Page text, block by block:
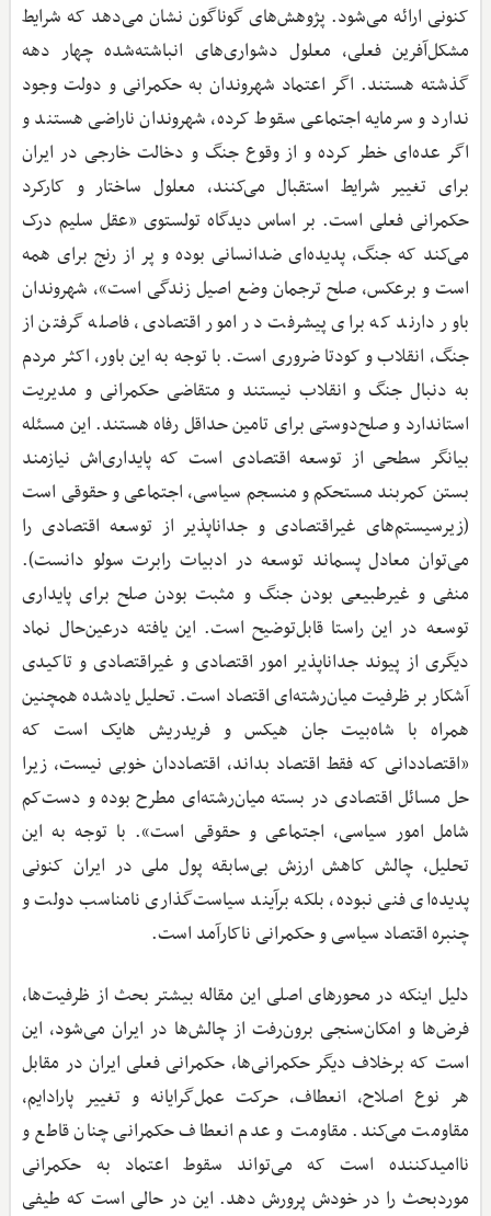
کنونی ارائه می‌شود. پژوهش‌های گوناگون نشان می‌دهد که شرایط
مشکل‌آفرین فعلی، معلول دشواری‌های انباشته‌شده چهار دهه
گذشته هستند. اگر اعتماد شهروندان به حکمرانی و دولت وجود
ندارد و سرمایه اجتماعی سقوط کرده، شهروندان ناراضی هستند و
اگر عده‌ای خطر کرده و از وقوع جنگ و دخالت خارجی در ایران
برای تغییر شرایط استقبال می‌کنند، معلول ساختار و کارکرد
حکمرانی فعلی است. بر اساس دیدگاه تولستوی «عقل سلیم درک
می‌کند که جنگ، پدیده‌ای ضدانسانی بوده و پر از رنج برای همه
است و برعکس، صلح ترجمان وضع اصیل زندگی است»، شهروندان
باور دارند که برای پیشرفت در امور اقتصادی، فاصله گرفتن از
جنگ، انقلاب و کودتا ضروری است. با توجه به این باور، اکثر مردم
به دنبال جنگ و انقلاب نیستند و متقاضی حکمرانی و مدیریت
استاندارد و صلح‌دوستی برای تامین حداقل رفاه هستند. این مسئله
بیانگر سطحی از توسعه اقتصادی است که پایداری‌اش نیازمند
بستن کمربند مستحکم و منسجم سیاسی، اجتماعی و حقوقی است
(زیرسیستم‌های غیراقتصادی و جداناپذیر از توسعه اقتصادی را
می‌توان معادل پسماند توسعه در ادبیات رابرت سولو دانست).
منفی و غیرطبیعی بودن جنگ و مثبت بودن صلح برای پایداری
توسعه در این راستا قابل‌توضیح است. این یافته درعین‌حال نماد
دیگری از پیوند جداناپذیر امور اقتصادی و غیراقتصادی و تاکیدی
آشکار بر ظرفیت میان‌رشته‌ای اقتصاد است. تحلیل یادشده همچنین
همراه با شاه‌بیت جان هیکس و فریدریش هایک است که
«اقتصاددانی که فقط اقتصاد بداند، اقتصاددان خوبی نیست، زیرا
حل مسائل اقتصادی در بسته میان‌رشته‌ای مطرح بوده و دست‌کم
شامل امور سیاسی، اجتماعی و حقوقی است». با توجه به این
تحلیل، چالش کاهش ارزش بی‌سابقه پول ملی در ایران کنونی
پدیده‌ای فنی نبوده، بلکه برآیند سیاست‌گذاری نامناسب دولت و
چنبره اقتصاد سیاسی و حکمرانی ناکارآمد است.
دلیل اینکه در محورهای اصلی این مقاله بیشتر بحث از ظرفیت‌ها،
فرض‌ها و امکان‌سنجی برون‌رفت از چالش‌ها در ایران می‌شود، این
است که برخلاف دیگر حکمرانی‌ها، حکمرانی فعلی ایران در مقابل
هر نوع اصلاح، انعطاف، حرکت عمل‌گرایانه و تغییر پارادایم،
مقاومت می‌کند. مقاومت و عدم انعطاف حکمرانی چنان قاطع و
ناامیدکننده است که می‌تواند سقوط اعتماد به حکمرانی
موردبحث را در خودش پرورش دهد. این در حالی است که طیفی